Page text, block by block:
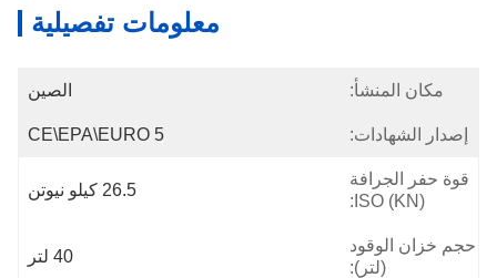
معلومات تفصيلية
مكان المنشأ: الصين
إصدار الشهادات: CE\EPA\EURO 5
قوة حفر الجرافة
26.5 كيلو نيوتن
حجم خزان الوقود
(لتر):
40 لتر